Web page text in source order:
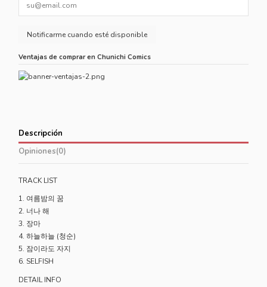
Ventajas de comprar en Chunichi Comics
Descripción
Opiniones(0)
TRACK LIST
1. 여름밤의 꿈
2. 너나 해
3. 장마
4. 하늘하늘 (청순)
5. 잠이라도 자지
6. SELFISH
DETAIL INFO